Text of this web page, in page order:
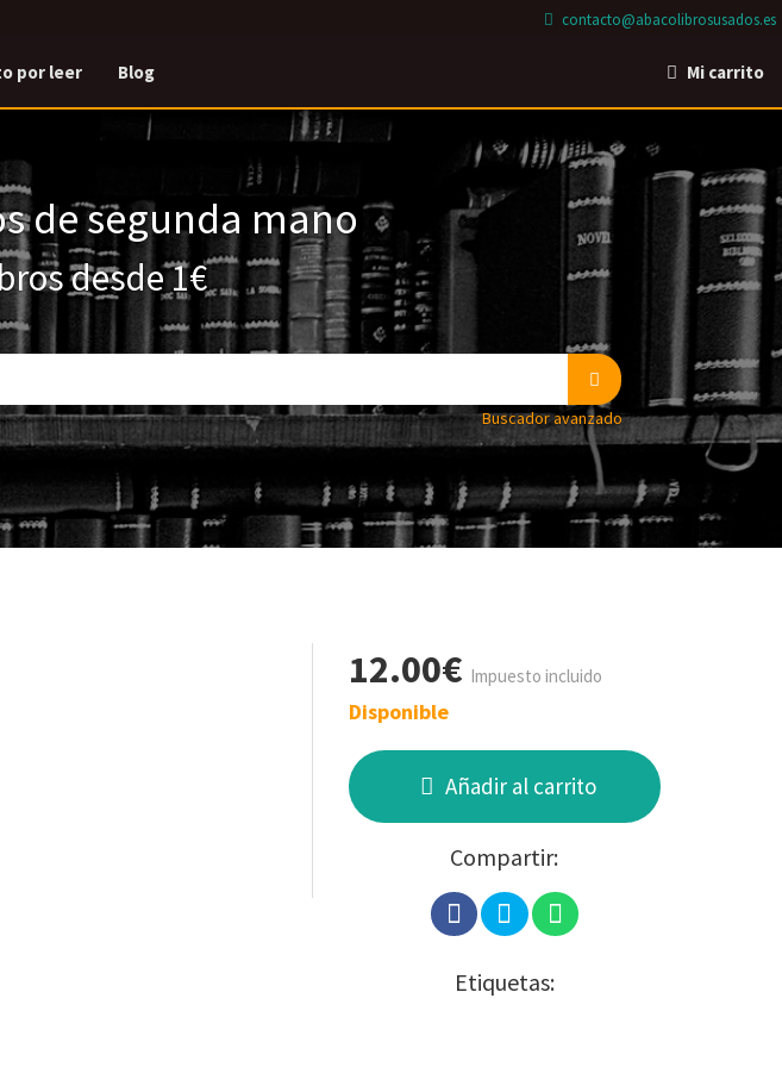
contacto@abacolibrosusados.es
por leer Blog Mi carrito
de segunda mano
desde 1€
Buscador avanzado
12.00€ Impuesto incluido
Disponible
Añadir al carrito
Compartir:
Etiquetas: